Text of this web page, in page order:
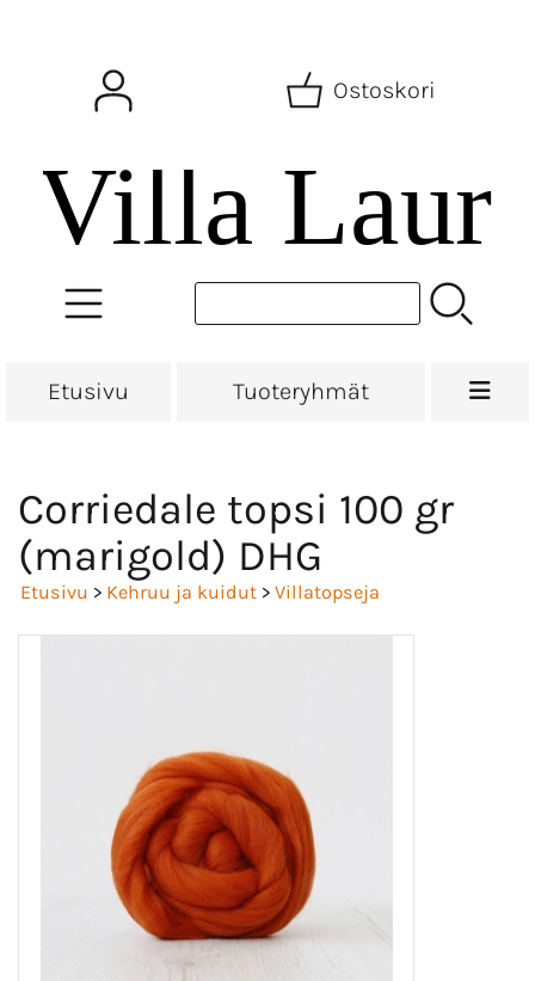
Ostoskori
Etusivu Tuoteryhmät
Corriedale topsi 100 gr
(marigold) DHG
Etusivu > Kehruu ja kuidut > Villatopseja